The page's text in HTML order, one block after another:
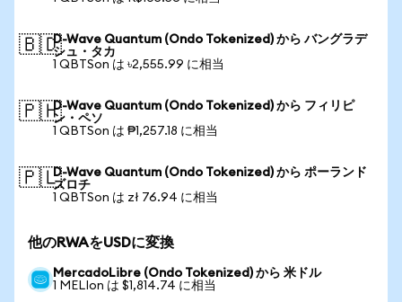
🇧🇩D-Wave Quantum (Ondo Tokenized) から バングラデ
シュ・タカ
1 QBTSon は ৳2,555.99 に相当
🇵🇭D-Wave Quantum (Ondo Tokenized) から フィリピ
ン・ペソ
1 QBTSon は ₱1,257.18 に相当
🇵🇱D-Wave Quantum (Ondo Tokenized) から ポーランド
ズロチ
1 QBTSon は zł 76.94 に相当
他のRWAをUSDに変換
MercadoLibre (Ondo Tokenized) から 米ドル
1 MELIon は $1,814.74 に相当